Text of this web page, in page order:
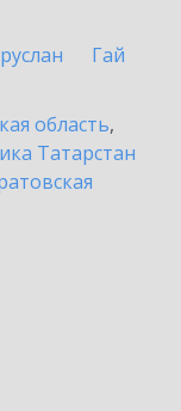
Гай
область,
Татарстан